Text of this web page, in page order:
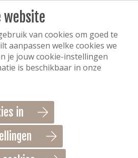
website
van cookies om goed te
aanpassen welke cookies we
je jouw cookie-instellingen
is beschikbaar in onze
in